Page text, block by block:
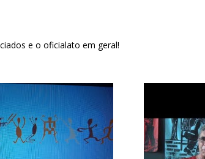
e o oficialato em geral!